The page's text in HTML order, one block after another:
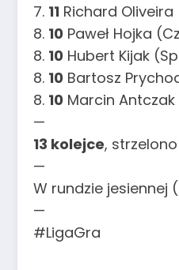
7. 11 Richard
8. 10 Paweł Hojka
8. 10 Hubert Kijak
8. 10 Bartosz
8. 10 Marcin Antczak
—
13 kolejce, strzelono
—
W rundzie jesiennej (
—
#LigaGra